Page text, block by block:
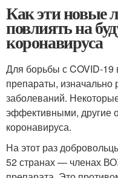
Как эти новые
повлиять на
коронавируса
Для борьбы с COVID-
препараты, изначально
заболеваний.
эффективными, другие
коронавируса.
На этот раз
52 странах — членах